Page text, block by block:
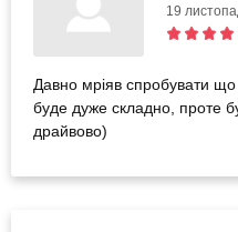
19
Давно мріяв спробувати
буде дуже складно, проте
драйвово)